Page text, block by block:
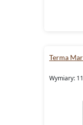
Terma
Wymiary: